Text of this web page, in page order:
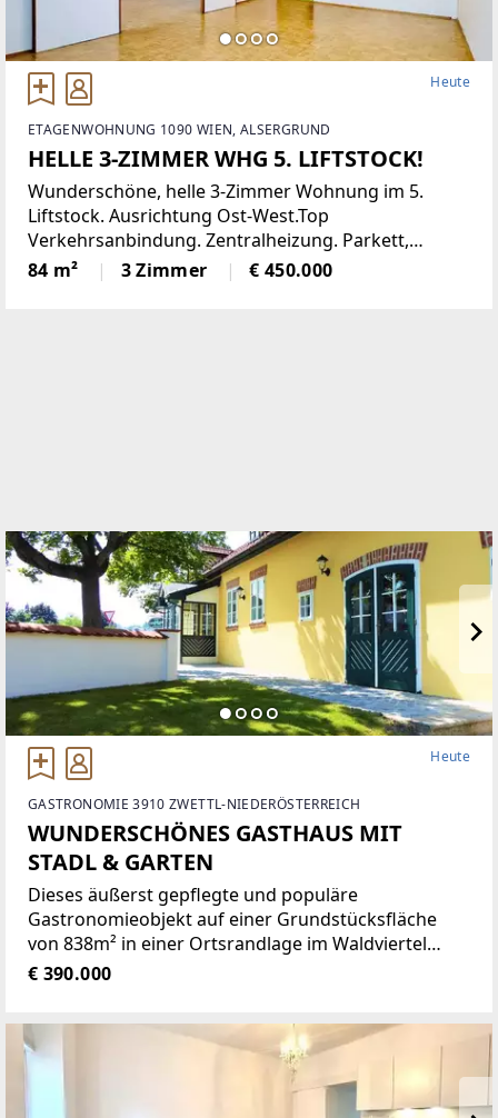
Heute
ETAGENWOHNUNG 1090 WIEN, ALSERGRUND
HELLE 3-ZIMMER WHG 5. LIFTSTOCK!
Wunderschöne, helle 3-Zimmer Wohnung im 5.
Liftstock. Ausrichtung Ost-West.Top
Verkehrsanbindung. Zentralheizung. Parkett,
Jalousien, Abstellraum. Kellerabteil.Diese
lichtdurchflutete Etagenwohnung bietet reichlich
84 m² 3 Zimmer € 450.000
Heute
GASTRONOMIE 3910 ZWETTL-NIEDERÖSTERREICH
WUNDERSCHÖNES GASTHAUS MIT
STADL & GARTEN
Dieses äußerst gepflegte und populäre
Gastronomieobjekt auf einer Grundstücksfläche
von 838m² in einer Ortsrandlage im Waldviertel
bietet eine Vielzahl von Nutzungsmöglichkeiten wie
€ 390.000